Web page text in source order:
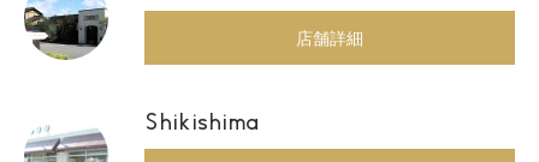
店舗詳細
Shikishima